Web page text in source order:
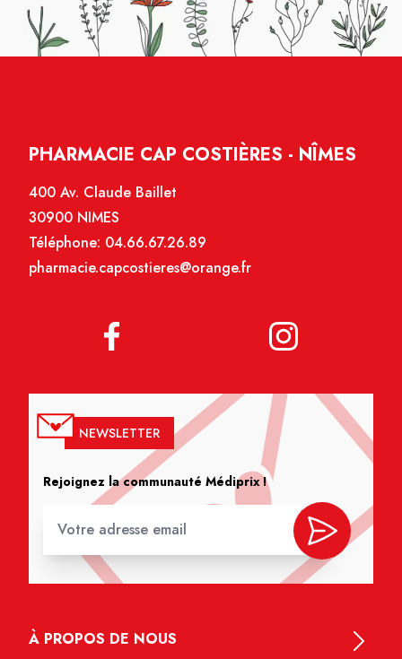
PHARMACIE CAP COSTIÈRES - NÎMES
400 Av. Claude Baillet
30900 NIMES
Téléphone: 04.66.67.26.89
pharmacie.capcostieres@orange.fr
NEWSLETTER
Rejoignez la communauté Médiprix !
À PROPOS DE NOUS